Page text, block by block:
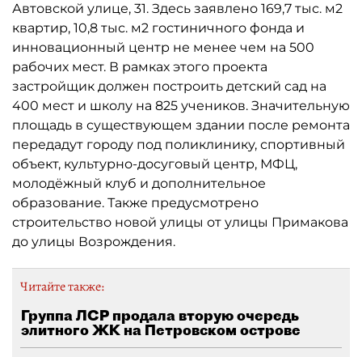
Автовской улице, 31. Здесь заявлено 169,7 тыс. м2
квартир, 10,8 тыс. м2 гостиничного фонда и
инновационный центр не менее чем на 500
рабочих мест. В рамках этого проекта
застройщик должен построить детский сад на
400 мест и школу на 825 учеников. Значительную
площадь в существующем здании после ремонта
передадут городу под поликлинику, спортивный
объект, культурно-досуговый центр, МФЦ,
молодёжный клуб и дополнительное
образование. Также предусмотрено
строительство новой улицы от улицы Примакова
до улицы Возрождения.
Читайте также:
Группа ЛСР продала вторую очередь
элитного ЖК на Петровском острове